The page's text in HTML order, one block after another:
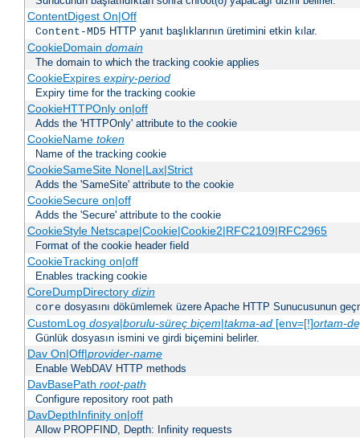
ContentDigest On|Off
Content-MD5 HTTP yanıt başlıklarının üretimini etkin kılar.
CookieDomain domain
The domain to which the tracking cookie applies
CookieExpires expiry-period
Expiry time for the tracking cookie
CookieHTTPOnly on|off
Adds the 'HTTPOnly' attribute to the cookie
CookieName token
Name of the tracking cookie
CookieSameSite None|Lax|Strict
Adds the 'SameSite' attribute to the cookie
CookieSecure on|off
Adds the 'Secure' attribute to the cookie
CookieStyle Netscape|Cookie|Cookie2|RFC2109|RFC2965
Format of the cookie header field
CookieTracking on|off
Enables tracking cookie
CoreDumpDirectory dizin
core dosyasını dökümlemek üzere Apache HTTP Sunucusunun
CustomLog dosya|borulu-süreç biçem|takma-ad[env=[!]ortam-
Günlük dosyasın ismini ve girdi biçemini belirler.
Dav On|Off|provider-name
Enable WebDAV HTTP methods
DavBasePath root-path
Configure repository root path
DavDepthInfinity on|off
Allow PROPFIND, Depth: Infinity requests